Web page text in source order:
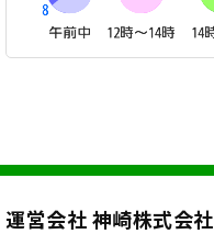
運営会社 神崎株式会社